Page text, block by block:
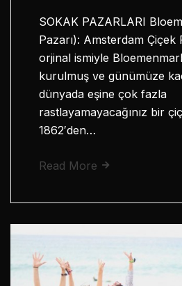
SOKAK PAZARLARI
Pazarı): Amsterdam Çiçek
orjinal ismiyle
kurulmuş ve günümüze
dünyada eşine çok fazla
rastlayamayacağınız bir
1862′den…
Read More